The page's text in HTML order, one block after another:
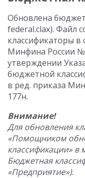
Обновлена
federal.clax). Файл
классификаторы в
Минфина России №
утверждении
бюджетной
в ред. приказа
177н.
Внимание!
Для обновления
«Помощником
классификации» в
Бюджетная
«Предприятие»).